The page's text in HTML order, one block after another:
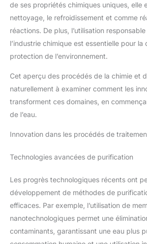
de ses propriétés chimiques uniques, elle
nettoyage, le refroidissement et comme
réactions. De plus, l’utilisation responsable
l’industrie chimique est essentielle pour la
protection de l’environnement.
Cet aperçu des procédés de la chimie et
naturellement à examiner comment les
transforment ces domaines, en
de l’eau.
Innovation dans les procédés de
Technologies avancées de purification
Les progrès technologiques récents ont
développement de méthodes de
efficaces. Par exemple, l’utilisation de
nanotechnologiques permet une
contaminants, garantissant une eau plus